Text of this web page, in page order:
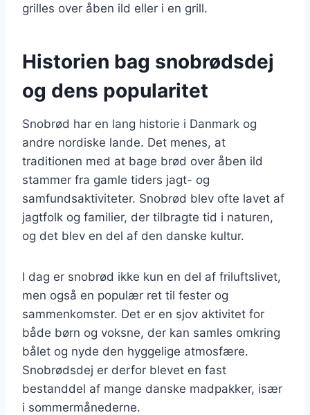
grilles over åben ild eller i en grill.
Historien bag snobrødsdej
og dens popularitet
Snobrød har en lang historie i Danmark og
andre nordiske lande. Det menes, at
traditionen med at bage brød over åben ild
stammer fra gamle tiders jagt- og
samfundsaktiviteter. Snobrød blev ofte lavet af
jagtfolk og familier, der tilbragte tid i naturen,
og det blev en del af den danske kultur.
I dag er snobrød ikke kun en del af friluftslivet,
men også en populær ret til fester og
sammenkomster. Det er en sjov aktivitet for
både børn og voksne, der kan samles omkring
bålet og nyde den hyggelige atmosfære.
Snobrødsdej er derfor blevet en fast
bestanddel af mange danske madpakker, især
i sommermånederne.